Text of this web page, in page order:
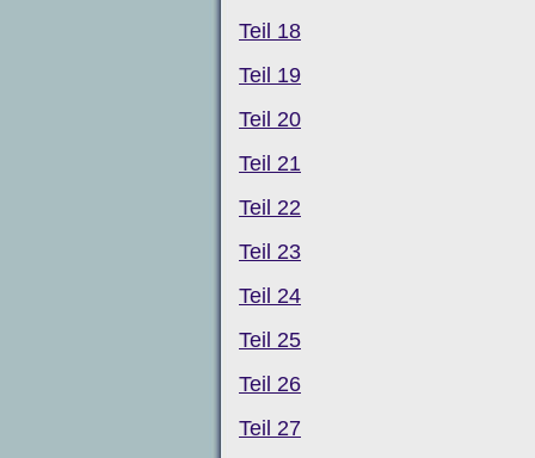
Teil 18
Teil 19
Teil 20
Teil 21
Teil 22
Teil 23
Teil 24
Teil 25
Teil 26
Teil 27